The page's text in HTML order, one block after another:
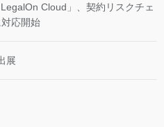
Cloud」、契約リスクチェ
応開始
展